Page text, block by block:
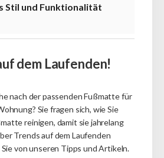
Stil und Funktionalität
dem Laufenden!
nach der passenden Fußmatte für
Sie fragen sich, wie Sie
reinigen, damit sie jahrelang
Trends auf dem Laufenden
von unseren Tipps und Artikeln.